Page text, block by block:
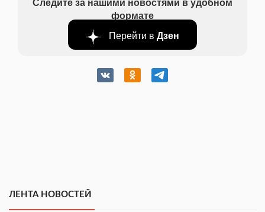
формате
Перейти в Дзен
ЛЕНТА НОВОСТЕЙ